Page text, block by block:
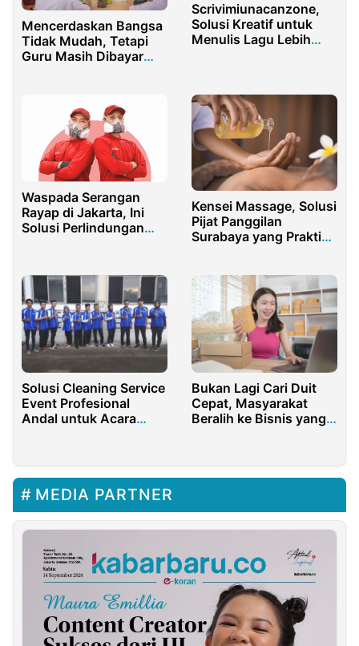
Mencerdaskan Bangsa
Tidak Mudah, Tetapi
Guru Masih Dibayar
Scrivimiunacanzone,
Solusi Kreatif untuk
Menulis Lagu Lebih
Waspada Serangan
Rayap di Jakarta, Ini
Solusi Perlindungan
Kensei Massage, Solusi
Pijat Panggilan
Surabaya yang Praktis
Solusi Cleaning Service
Event Profesional
Andal untuk Acara
Bukan Lagi Cari Duit
Cepat, Masyarakat
Beralih ke Bisnis yang
MEDIA PARTNER